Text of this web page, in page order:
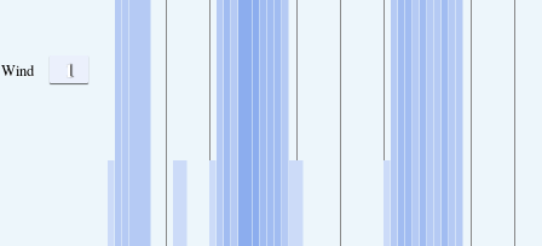
Wind 1